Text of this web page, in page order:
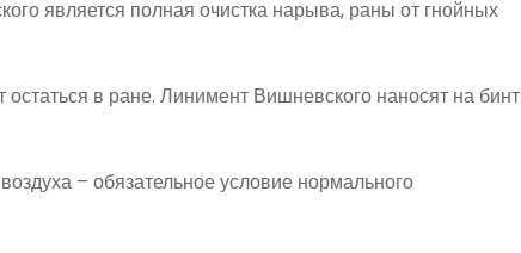
является полная очистка нарыва, раны от гнойных
в ране. Линимент Вишневского наносят на бинт
– обязательное условие нормального